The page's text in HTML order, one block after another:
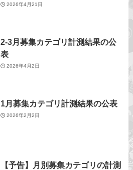
2026年4月21日
2-3月募集カテゴリ計測結果の公
表
2026年4月2日
1月募集カテゴリ計測結果の公表
2026年2月2日
【予告】月別募集カテゴリの計測